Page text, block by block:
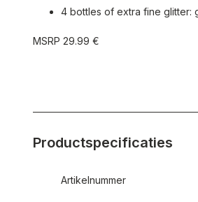
4 bottles of extra fine glitter:
MSRP 29.99 €
Productspecificaties
Artikelnummer